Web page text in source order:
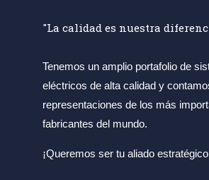
"La calidad es nuestra
Tenemos un amplio portafolio de
eléctricos de alta calidad y
representaciones de los más
fabricantes del mundo.
¡Queremos ser tu aliado